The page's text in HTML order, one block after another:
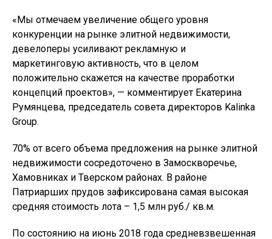
«Мы отмечаем увеличение общего уровня
конкуренции на рынке элитной недвижимости,
девелоперы усиливают рекламную и
маркетинговую активность, что в целом
положительно скажется на качестве проработки
концепций проектов», — комментирует Екатерина
Румянцева, председатель совета директоров Kalinka
Group.
70% от всего объема предложения на рынке элитной
недвижимости сосредоточено в Замоскворечье,
Хамовниках и Тверском районах. В районе
Патриарших прудов зафиксирована самая высокая
средняя стоимость лота – 1,5 млн руб./ кв.м.
По состоянию на июнь 2018 года средневзвешенная